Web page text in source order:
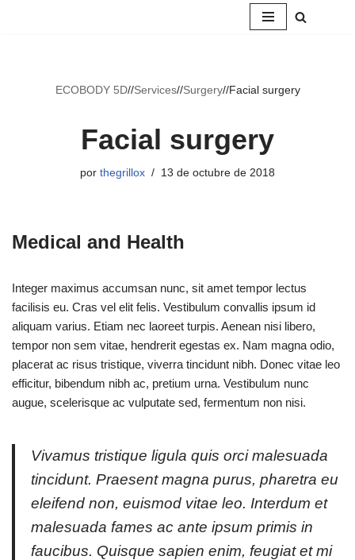
ECOBODY 5D//Services//Surgery//Facial surgery
Facial surgery
por thegrillox 13 de octubre de 2018
Medical and Health
Integer maximus accumsan nunc, sit amet tempor lectus
facilisis eu. Cras vel elit felis. Vestibulum convallis ipsum id
aliquam varius. Etiam nec laoreet turpis. Aenean nisi libero,
tempor non sem vitae, hendrerit egestas ex. Nam magna odio,
placerat ac risus tristique, viverra tincidunt nibh. Donec vitae leo
efficitur, bibendum nibh ac, pretium urna. Vestibulum nunc
augue, scelerisque ac vulputate sed, fermentum non nisi.
Vivamus tristique ligula quis orci malesuada
tincidunt. Praesent magna purus, pharetra eu
eleifend non, euismod vitae leo. Interdum et
malesuada fames ac ante ipsum primis in
faucibus. Quisque sapien enim, feugiat et mi